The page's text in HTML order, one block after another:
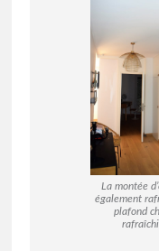
La montée
également
plafond